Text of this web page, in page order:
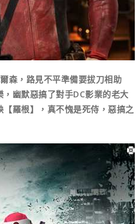
森，路見不平準備要拔刀相助
幽默惡搞了對手DC影業的老大
羅根】，真不愧是死侍，惡搞之